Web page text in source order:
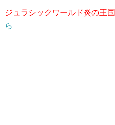
ジュラシックワールド炎の王
ら